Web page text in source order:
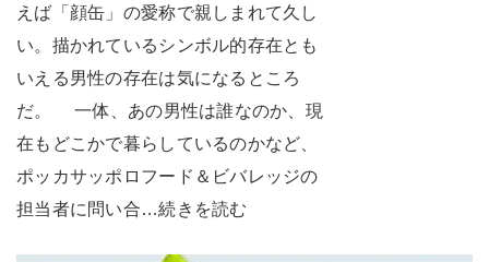
えば「顔缶」の愛称で親しまれて久し
い。描かれているシンボル的存在とも
いえる男性の存在は気になるところ
だ。 一体、あの男性は誰なのか、現
在もどこかで暮らしているのかなど、
ポッカサッポロフード＆ビバレッジの
担当者に問い合…続きを読む